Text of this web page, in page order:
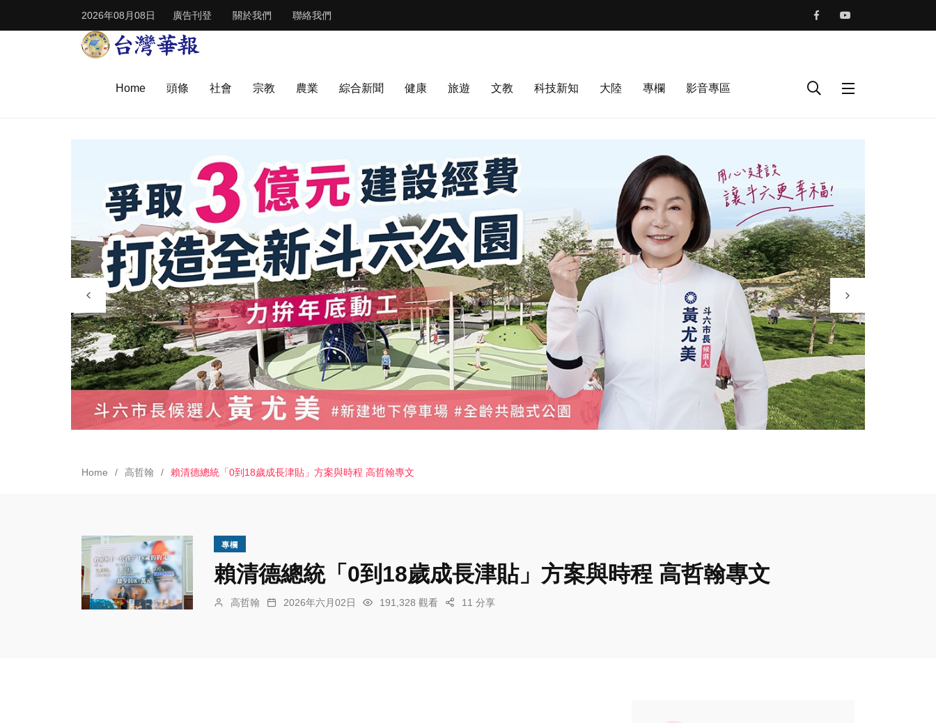
2026年08月08日 廣告刊登 關於我們 聯絡我們
Home 頭條 社會 宗教 農業 綜合新聞 健康 旅遊 文教 科技新知 大陸 專欄 影音專區
Home 高哲翰 賴清德總統「0到18歲成長津貼」方案與時程 高哲翰專文
專欄
賴清德總統「0到18歲成長津貼」方案與時程 高哲翰專文
高哲翰 2026年六月02日 191,328 觀看 11 分享